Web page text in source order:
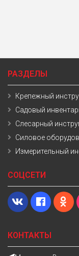
КОНТАКТЫ
РАЗДЕЛЫ
Крепежный
Садовый
Слесарный
Силовое
Измерительный
СОЦСЕТИ